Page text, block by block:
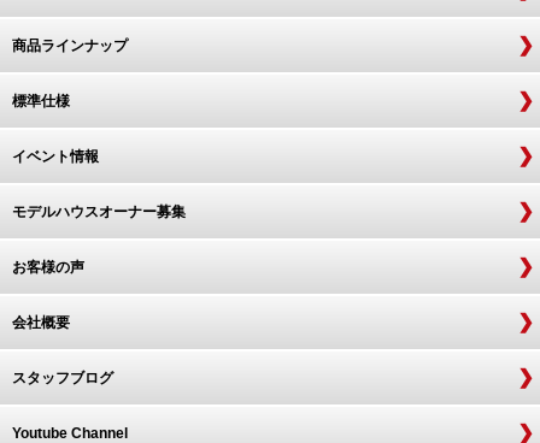
商品ラインナップ
標準仕様
イベント情報
モデルハウスオーナー募集
お客様の声
会社概要
スタッフブログ
Youtube Channel